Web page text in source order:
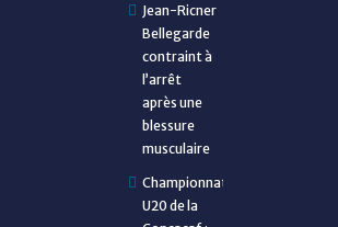
Jean-Ricner
Bellegarde
contraint à
l’arrêt
après une
blessure
musculaire
Championnat
U20 de la